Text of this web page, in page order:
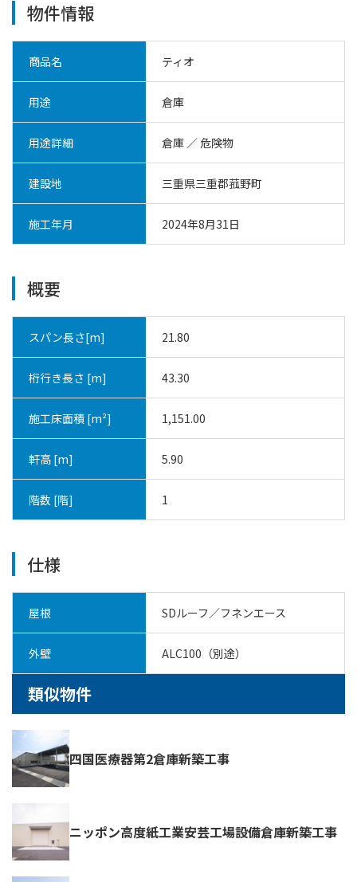
物件情報
商品名 ティオ
用途 倉庫
用途詳細 倉庫 ／ 危険物
建設地 三重県三重郡菰野町
施工年月 2024年8月31日
概要
スパン長さ[m] 21.80
桁行き長さ [m] 43.30
施工床面積 [m²] 1,151.00
軒高 [m] 5.90
階数 [階] 1
仕様
屋根 SDルーフ／フネンエース
外壁 ALC100（別途）
類似物件
四国医療器第2倉庫新築工事
ニッポン高度紙工業安芸工場設備倉庫新築工事